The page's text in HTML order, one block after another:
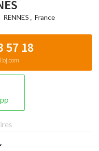
RENNES , France
57 18